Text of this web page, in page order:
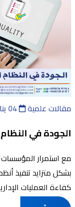
مقالات علمية
الجودة في
مع استمرار
بشكل متزايد تنفيذ
كفاءة العمليات
وبالتالي على جودة التع ...